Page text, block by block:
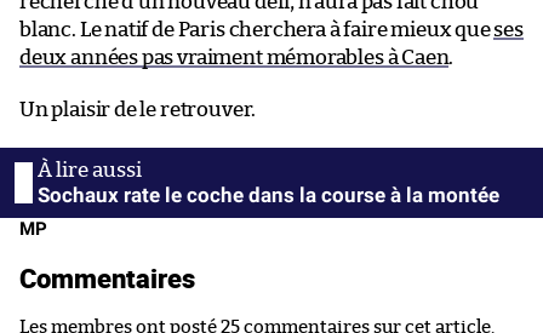
blanc. Le natif de Paris cherchera à faire mieux queses
deux années pas vraiment mémorables à Caen.
Un plaisir de le retrouver.
Sochaux rate le coche dans la course à la montée
MP
Commentaires
Les membres ont posté 25 commentaires sur cet article.